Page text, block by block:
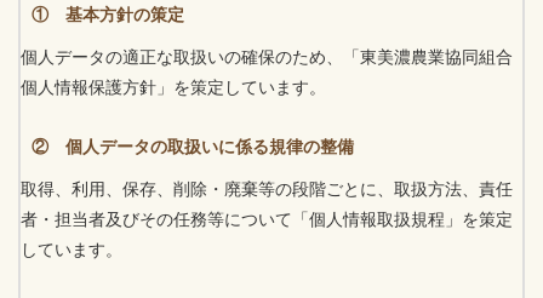
① 基本方針の策定
個人データの適正な取扱いの確保のため、「東美濃農業協同組合
個人情報保護方針」を策定しています。
② 個人データの取扱いに係る規律の整備
取得、利用、保存、削除・廃棄等の段階ごとに、取扱方法、責任
者・担当者及びその任務等について「個人情報取扱規程」を策定
しています。